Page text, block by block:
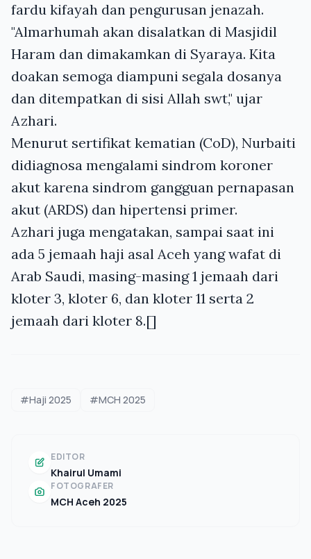
fardu kifayah dan pengurusan jenazah.
"Almarhumah akan disalatkan di Masjidil
Haram dan dimakamkan di Syaraya. Kita
doakan semoga diampuni segala dosanya
dan ditempatkan di sisi Allah swt," ujar
Azhari.
Menurut sertifikat kematian (CoD), Nurbaiti
didiagnosa mengalami sindrom koroner
akut karena sindrom gangguan pernapasan
akut (ARDS) dan hipertensi primer.
Azhari juga mengatakan, sampai saat ini
ada 5 jemaah haji asal Aceh yang wafat di
Arab Saudi, masing-masing 1 jemaah dari
kloter 3, kloter 6, dan kloter 11 serta 2
jemaah dari kloter 8.[]
#Haji 2025 #MCH 2025
EDITOR
Khairul Umami
FOTOGRAFER
MCH Aceh 2025